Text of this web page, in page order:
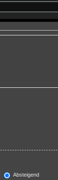
Absteigend